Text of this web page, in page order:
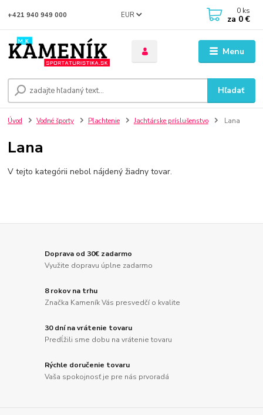
Menu
EUR
Hľadať
+421 940 949 000 0 ks
za 0 €
Úvod Vodné športy Plachtenie Jachtárske príslušenstvo Lana
Lana
V tejto kategórii nebol nájdený žiadny tovar.
Doprava od 30€ zadarmo
Využite dopravu úplne zadarmo
8 rokov na trhu
Značka Kameník Vás presvedčí o kvalite
30 dní na vrátenie tovaru
Predĺžili sme dobu na vrátenie tovaru
Rýchle doručenie tovaru
Vaša spokojnosť je pre nás prvoradá